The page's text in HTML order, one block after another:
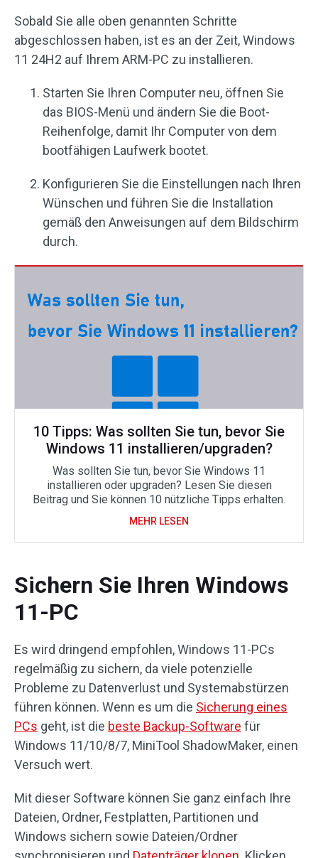
Sobald Sie alle oben genannten Schritte
abgeschlossen haben, ist es an der Zeit, Windows
11 24H2 auf Ihrem ARM-PC zu installieren.
Starten Sie Ihren Computer neu, öffnen Sie
das BIOS-Menü und ändern Sie die Boot-
Reihenfolge, damit Ihr Computer von dem
bootfähigen Laufwerk bootet.
Konfigurieren Sie die Einstellungen nach Ihren
Wünschen und führen Sie die Installation
gemäß den Anweisungen auf dem Bildschirm
durch.
10 Tipps: Was sollten Sie tun, bevor Sie
Windows 11 installieren/upgraden?
Was sollten Sie tun, bevor Sie Windows 11
installieren oder upgraden? Lesen Sie diesen
Beitrag und Sie können 10 nützliche Tipps erhalten.
MEHR LESEN
Sichern Sie Ihren Windows
11-PC
Es wird dringend empfohlen, Windows 11-PCs
regelmäßig zu sichern, da viele potenzielle
Probleme zu Datenverlust und Systemabstürzen
führen können. Wenn es um die Sicherung eines
PCs geht, ist die beste Backup-Software für
Windows 11/10/8/7, MiniTool ShadowMaker, einen
Versuch wert.
Mit dieser Software können Sie ganz einfach Ihre
Dateien, Ordner, Festplatten, Partitionen und
Windows sichern sowie Dateien/Ordner